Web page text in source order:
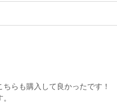
らも購入して良かったです！